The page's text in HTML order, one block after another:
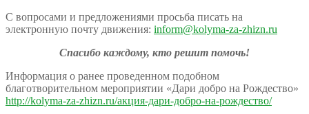
С вопросами и предложениями просьба писать на
электронную почту движения: inform@kolyma-za-zhizn.ru
Спасибо каждому, кто решит помочь!
Информация о ранее проведенном подобном
благотворительном мероприятии «Дари добро на Рождество»
http://kolyma-za-zhizn.ru/акция-дари-добро-на-рождество/